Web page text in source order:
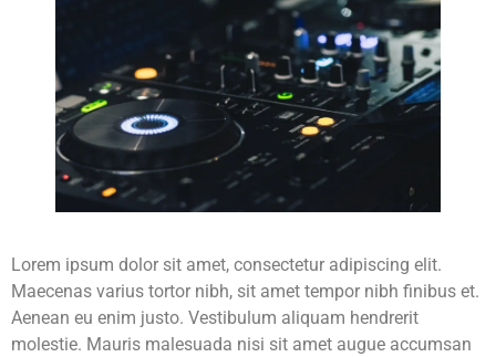
Lorem ipsum dolor sit amet, consectetur adipiscing elit.
Maecenas varius tortor nibh, sit amet tempor nibh finibus et.
Aenean eu enim justo. Vestibulum aliquam hendrerit
molestie. Mauris malesuada nisi sit amet augue accumsan